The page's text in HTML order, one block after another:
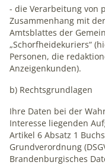
- die Verarbeitung von
Zusammenhang mit
Amtsblattes der
„Schorfheidekuriers“
Personen, die
Anzeigenkunden).
b) Rechtsgrundlagen
Ihre Daten bei der
Interesse liegenden
Artikel 6 Absatz 1
Grundverordnung
Brandenburgisches
matomo.org
Zweck:
Statistik
Cookie Laufzeit: